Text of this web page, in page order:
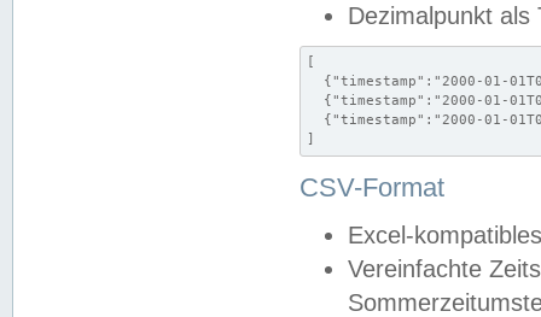
Dezimalpunkt als
[
{"timestamp":"2000-01-
{"timestamp":"2000-01-
{"timestamp":"2000-01-
]
CSV-Format
Excel-
Vereinfachte